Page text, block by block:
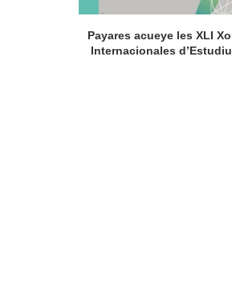
Payares acueye les XLI
Internacionales